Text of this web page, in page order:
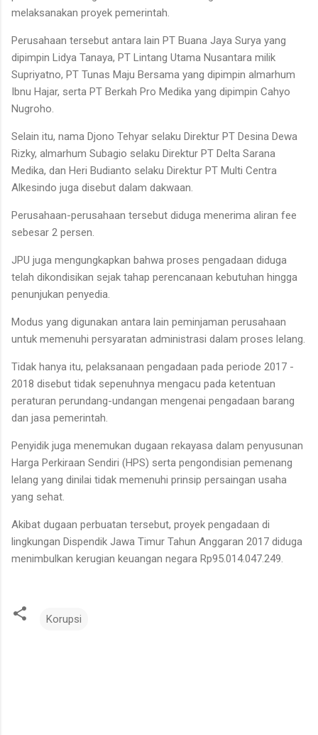
melaksanakan proyek pemerintah.
Perusahaan tersebut antara lain PT Buana Jaya Surya yang
dipimpin Lidya Tanaya, PT Lintang Utama Nusantara milik
Supriyatno, PT Tunas Maju Bersama yang dipimpin almarhum
Ibnu Hajar, serta PT Berkah Pro Medika yang dipimpin Cahyo
Nugroho.
Selain itu, nama Djono Tehyar selaku Direktur PT Desina Dewa
Rizky, almarhum Subagio selaku Direktur PT Delta Sarana
Medika, dan Heri Budianto selaku Direktur PT Multi Centra
Alkesindo juga disebut dalam dakwaan.
Perusahaan-perusahaan tersebut diduga menerima aliran fee
sebesar 2 persen.
JPU juga mengungkapkan bahwa proses pengadaan diduga
telah dikondisikan sejak tahap perencanaan kebutuhan hingga
penunjukan penyedia.
Modus yang digunakan antara lain peminjaman perusahaan
untuk memenuhi persyaratan administrasi dalam proses lelang.
Tidak hanya itu, pelaksanaan pengadaan pada periode 2017 -
2018 disebut tidak sepenuhnya mengacu pada ketentuan
peraturan perundang-undangan mengenai pengadaan barang
dan jasa pemerintah.
Penyidik juga menemukan dugaan rekayasa dalam penyusunan
Harga Perkiraan Sendiri (HPS) serta pengondisian pemenang
lelang yang dinilai tidak memenuhi prinsip persaingan usaha
yang sehat.
Akibat dugaan perbuatan tersebut, proyek pengadaan di
lingkungan Dispendik Jawa Timur Tahun Anggaran 2017 diduga
menimbulkan kerugian keuangan negara Rp95.014.047.249.
Korupsi